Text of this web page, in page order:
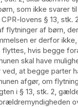
som ikke svarer
lovens § 13, stk.
flytninger af børn,
er derfor
flyttes, hvis begge
skal have
at begge parter
afgør, om
i § 13, stk. 2,